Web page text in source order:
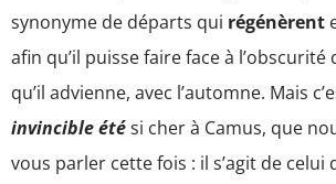
synonyme de départs qui régénèrent
afin qu’il puisse faire face à
qu’il advienne, avec l’automne. Mais
invincible étési cher à Camus, que
vous parler cette fois : il s’agit de celui